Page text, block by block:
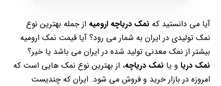
آیا می دانستید که نمک دریاچه ارومیه از جمله بهترین نوع
نمک تولیدی در ایران به شمار می رود؟ آیا قیمت نمک ارومیه
بیشتر از نمک معدنی تولید شده در ایران می باشد یا خیر؟
نمک دریا و یا نمک دریاچه، از بهترین نوع نمک هایی است که
امروزه در بازار خرید و فروش می شود. ایران که چندیست